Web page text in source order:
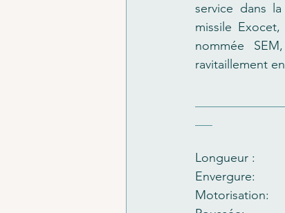
service dans
missile
nommée
ravitaillement